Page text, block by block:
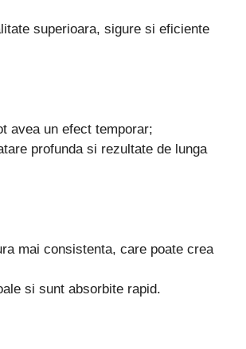
superioara, sigure si eficiente
avea un efect temporar;
profunda si rezultate de lunga
mai consistenta, care poate crea
si sunt absorbite rapid.